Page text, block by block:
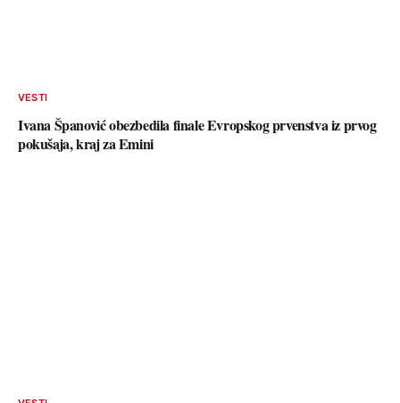
VESTI
Ivana Španović obezbedila finale Evropskog prvenstva iz prvog
pokušaja, kraj za Emini